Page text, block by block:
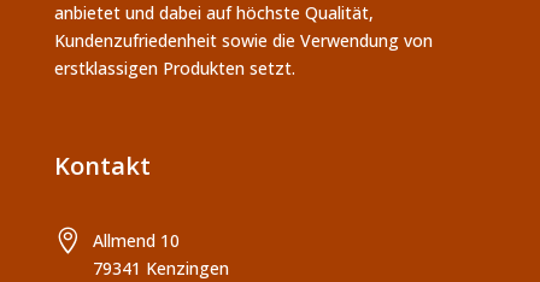
anbietet und dabei auf höchste Qualität,
Kundenzufriedenheit sowie die Verwendung von
erstklassigen Produkten setzt.
Kontakt

Allmend 10
79341 Kenzingen